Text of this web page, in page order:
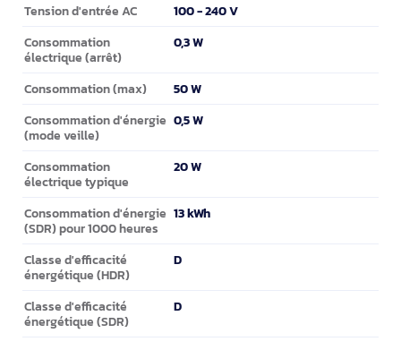
Tension d'entrée AC 100 - 240 V
Consommation
électrique (arrêt)
0,3 W
Consommation (max) 50 W
Consommation d'énergie
(mode veille)
0,5 W
Consommation
électrique typique
20 W
Consommation d'énergie
(SDR) pour 1000 heures
13 kWh
Classe d'efficacité
énergétique (HDR)
D
Classe d'efficacité
énergétique (SDR)
D